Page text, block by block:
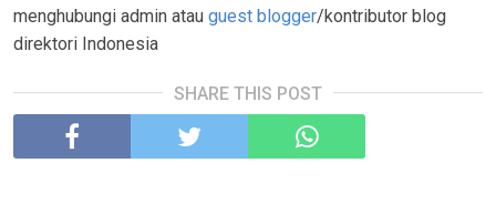
menghubungi admin atau guest blogger/kontributor blog
direktori Indonesia
SHARE THIS POST